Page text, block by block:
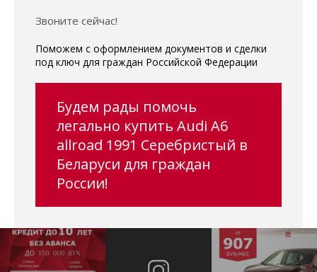
Звоните сейчас!
Поможем с оформлением документов и сделки
под ключ для граждан Российской Федерации
Будем рады помочь
легально купить Audi A6
allroad 1991 Серебристый в
Беларуси для граждан
России!